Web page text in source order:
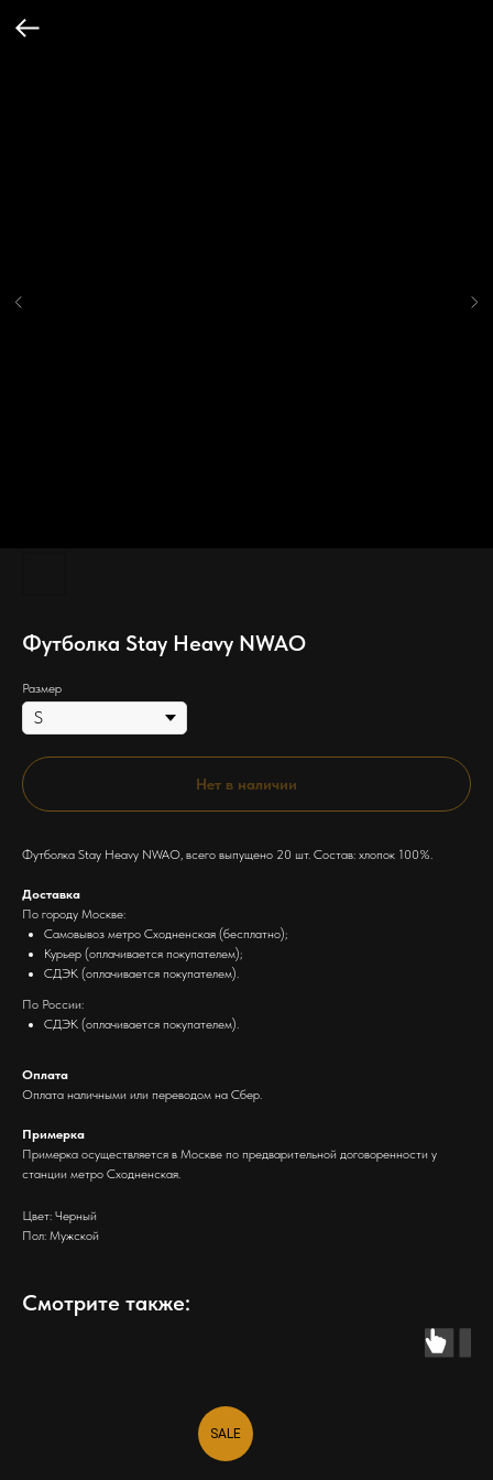
Футболка Stay Heavy NWAO
Размер
Нет в наличии
Футболка Stay Heavy NWAO, всего выпущено 20 шт. Состав: хлопок 100%.
Доставка
По городу Москве:
Самовывоз метро Сходненская (бесплатно);
Курьер (оплачивается покупателем);
СДЭК (оплачивается покупателем).
По России:
СДЭК (оплачивается покупателем).
Оплата
Оплата наличными или переводом на Сбер.
Примерка
Примерка осуществляется в Москве по предварительной договоренности у
станции метро Сходненская.
Цвет: Черный
Пол: Мужской
Смотрите также:
SALE